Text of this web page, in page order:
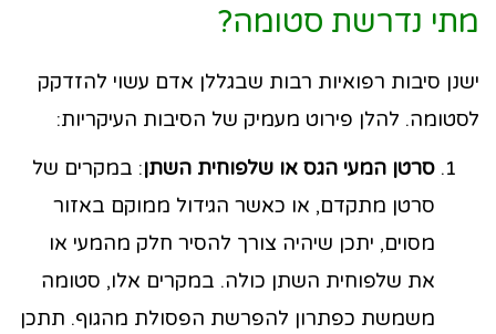
מתי נדרשת סטומה?
ישנן סיבות רפואיות רבות שבגללן אדם עשוי להזדקק
לסטומה. להלן פירוט מעמיק של הסיבות העיקריות:
סרטן המעי הגס או שלפוחית השתן: במקרים של
סרטן מתקדם, או כאשר הגידול ממוקם באזור
מסוים, יתכן שיהיה צורך להסיר חלק מהמעי או
את שלפוחית השתן כולה. במקרים אלו, סטומה
משמשת כפתרון להפרשת הפסולת מהגוף. תתכן